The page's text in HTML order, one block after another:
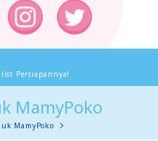
Persiapannya!
MamyPoko
MamyPoko